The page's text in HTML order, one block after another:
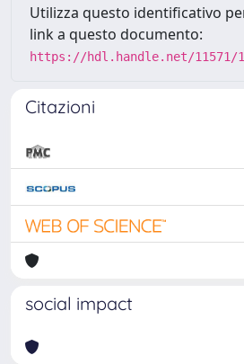
Utilizza questo identificativo
link a questo documento:
https://hdl.handle.net/11571/
Citazioni
social impact